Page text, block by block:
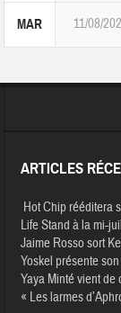
MAR 11/08/
ARTICLES
Hot Chip rééditera
Life Stand à la mi-
Jaime Rosso sort
Yoskel présente
Yaya Minté vient de
« Les larmes